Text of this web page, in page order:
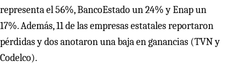
representa el 56%, BancoEstado un 24% y Enap un
17%. Además, 11 de las empresas estatales reportaron
pérdidas y dos anotaron una baja en ganancias (TVN y
Codelco).